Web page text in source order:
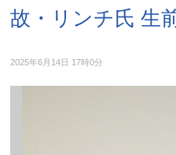
故・リンチ氏 生
2025年6月14日 17時0分